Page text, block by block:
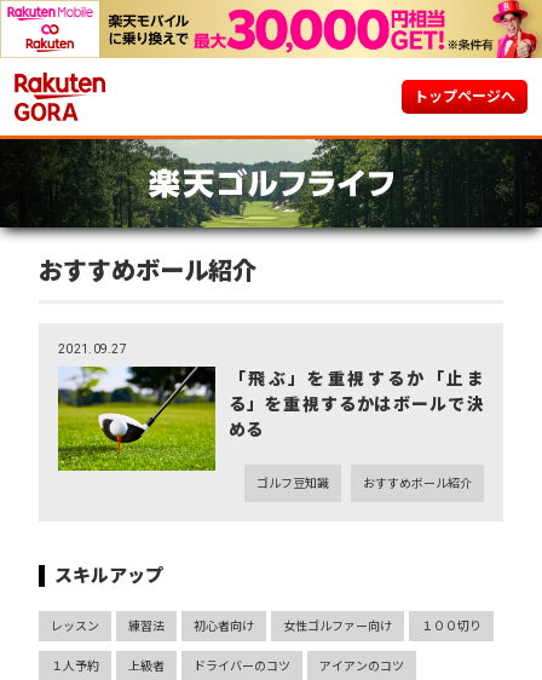
トップページへ
おすすめボール紹介
2021.09.27
「飛ぶ」を重視するか「止ま
る」を重視するかはボールで決
める
ゴルフ豆知識 おすすめボール紹介
スキルアップ
レッスン 練習法 初心者向け 女性ゴルファー向け １００切り
１人予約 上級者 ドライバーのコツ アイアンのコツ